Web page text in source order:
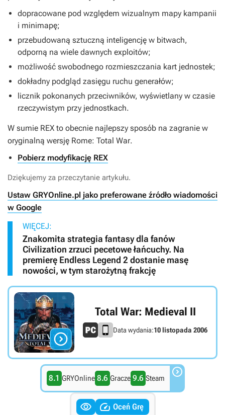
dopracowane pod względem wizualnym mapy kampanii
i minimapę;
przebudowaną sztuczną inteligencję w bitwach,
odporną na wiele dawnych exploitów;
możliwość swobodnego rozmieszczania kart jednostek;
dokładny podgląd zasięgu ruchu generałów;
licznik pokonanych przeciwników, wyświetlany w czasie
rzeczywistym przy jednostkach.
W sumie REX to obecnie najlepszy sposób na zagranie w
oryginalną wersję Rome: Total War.
Pobierz modyfikację REX
Dziękujemy za przeczytanie artykułu.
Ustaw GRYOnline.pl jako preferowane źródło wiadomości
w Google
WIĘCEJ:
Znakomita strategia fantasy dla fanów
Civilization zrzuci pecetowe łańcuchy. Na
premierę Endless Legend 2 dostanie masę
nowości, w tym starożytną frakcję

Total War: Medieval II
Data wydania:10 listopada 2006
8.1 GRYOnline 8.6 Gracze 9.6 Steam 
  Oceń Grę